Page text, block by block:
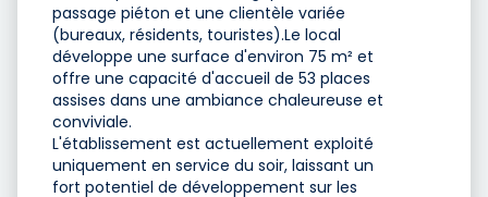
passage piéton et une clientèle variée
(bureaux, résidents, touristes).Le local
développe une surface d'environ 75 m² et
offre une capacité d'accueil de 53 places
assises dans une ambiance chaleureuse et
conviviale.
L'établissement est actuellement exploité
uniquement en service du soir, laissant un
fort potentiel de développement sur les